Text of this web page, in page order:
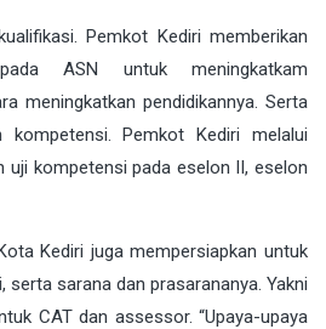
Pemkot Kediri memberikan
ASN untuk meningkatkam
meningkatkan pendidikannya. Serta
kompetensi. Pemkot Kediri melalui
uji kompetensi pada eselon II, eselon
Kediri juga mempersiapkan untuk
sarana dan prasarananya. Yakni
CAT dan assessor. “Upaya-upaya